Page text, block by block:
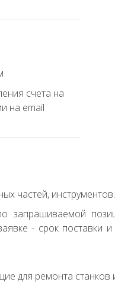
счета на
на email
частей, инструментов.
запрашиваемой
- срок поставки
для ремонта станков